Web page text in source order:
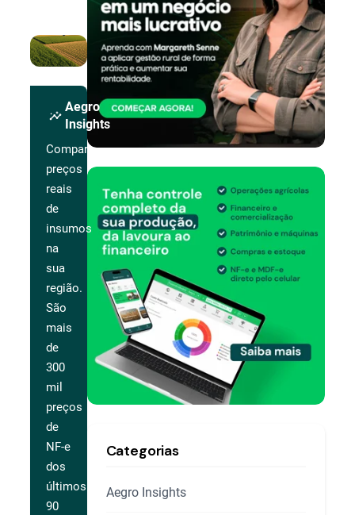
insights
Aegro
Insights
Compare
preços
reais
de
insumos
na
sua
região.
São
mais
de
300
mil
preços
de
NF-e
dos
últimos
90
Categorias
Aegro Insights